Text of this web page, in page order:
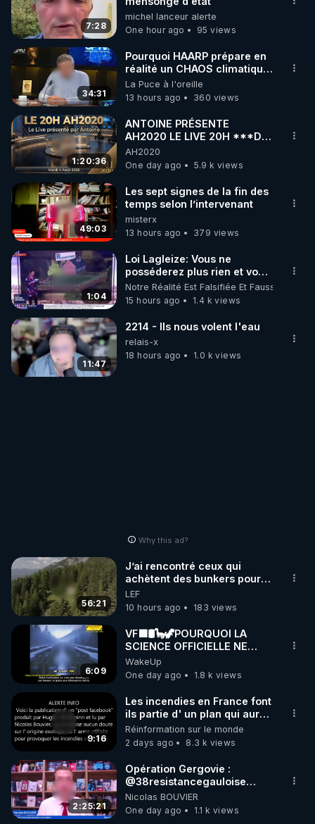
7:28
michel lanceur alerte
One hour ago
95 views
34:31
Pourquoi HAARP prépare en
réalité un CHAOS climatique,
on répond
La Puce à l'oreille
13 hours ago
360 views
1:20:36
ANTOINE PRÉSENTE
AH2020 LE LIVE 20H ***DU
04/08/2026*** 📷LE
GRAND RÉVEIL EST EN
MARCHE 📷
AH2020
One day ago
5.9 k views
49:03
Les sept signes de la fin des
temps selon l’intervenant
misterx
13 hours ago
379 views
1:04
Loi Lagleize: Vous ne
posséderez plus rien et vous
serez heureux !
Notre Réalité Est Falsifiée Et Fausse
15 hours ago
1.4 k views
11:47
2214 - Ils nous volent l'eau
relais-x
18 hours ago
1.0 k views
Why this ad?
56:21
J’ai rencontré ceux qui
achètent des bunkers pour
survivre à la fin du monde
LEF
10 hours ago
183 views
6:09
VF🟩🛢🦕🦖POURQUOI LA
SCIENCE OFFICIELLE NE
CONNAÎT-ELLE PAS LA VRAIE
ORIGINE DU PÉTROL -
Jocelyne Tr
WakeUp
One day ago
1.8 k views
9:16
Les incendies en France font
ils partie d' un plan qui aurait
débuté le 11 septembre 2001
?
Réinformation sur le monde
2 days ago
8.3 k views
2:25:21
Opération Gergovie :
‪@38resistancegauloise‬
‪@MarionSigautOfficiel‬
‪@gladysriifard5710‬ Laëtitia
Nicolas BOUVIER
One day ago
1.1 k views